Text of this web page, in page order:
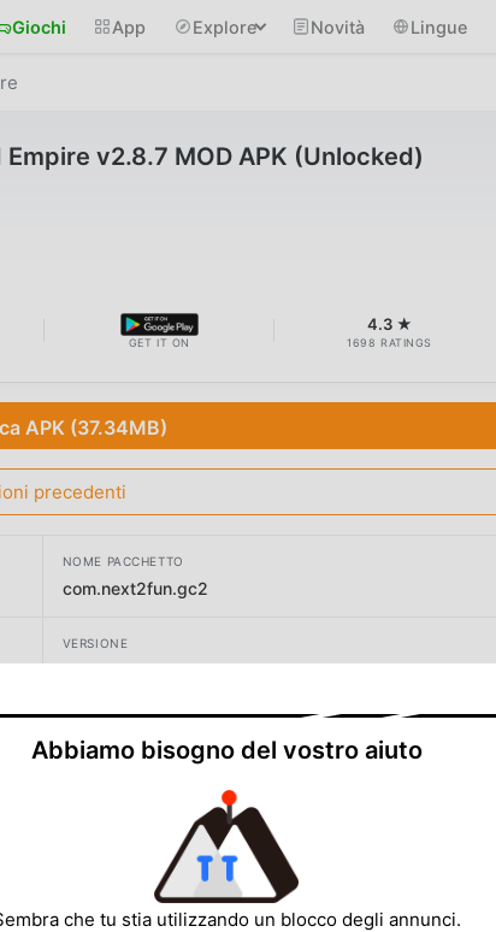
Giochi App Explore Novità Lingue
v2.8.7 MOD APK (Unlocked)
GET IT ON
4.3 ★
1698 RATINGS
APK (37.34MB)
precedenti
NOME PACCHETTO
com.next2fun.gc2
VERSIONE
2.8.7
Next2fun
Abbiamo bisogno del vostro aiuto
che tu stia utilizzando un blocco degli annunci.